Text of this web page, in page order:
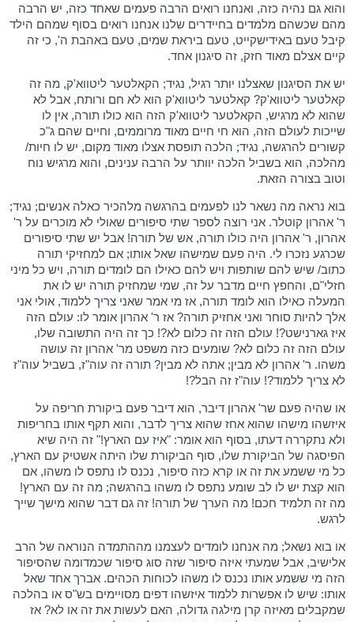
והוא גם נהיה כזה, ואנחנו רואים הרבה פעמים שאחד כזה, יש הרבה
מהם שכשהם מלמדים בחיידרים שלנו אנחנו רואים בסוף שמהם הילד
קיבל טעם באידישקייט, טעם ביראת שמים, טעם באהבת ה', כי זה
קיים אצלם מאוד חזק, זה סיגנון אחד.
יש את הסיגנון שאצלנו יותר רגיל, נגיד; הקאלטער ליטווא'ק, מה זה
קאלטער ליטווא'ק? קאלטער ליטווא'ק הוא לא חם ורותח, אבל לא
שהוא לא מרגיש, הקאלטער ליטווא'ק הזה הוא כולו תורה, אין לו
שייכות לעולם הזה, הוא חי חיים מאוד מרוממים, וחיים שהם ג"כ
קשורים להרגשה, נגיד; הלכה תופסת אצלו מאוד מקום, יש לו חיות/
מהלכה, הוא בשביל הלכה יוותר על הרבה ענינים, והוא מרגיש נוח
וטוב בצורה הזאת.
בוא נראה מה נשאר לנו לפעמים בהרגשה מלהכיר כאלה אנשים; נגיד;
ר' אהרון קוטלר. אני רוצה לספר שתי סיפורים שאולי לא מוכרים על ר'
אהרון, ר' אהרון היה כולו תורה, אש של תורה! אבל יש שתי סיפורים
שכרגע נזכרו לי. היה פעם שמישהו שאל אותו; אם למחזיקי תורה
כתוב/ שיש להם שותפות ויש להם כאילו הם לומדים תורה, ויש כל מיני
חזלי"ם, והחפץ חיים מדבר על זה, שמי שמחזיק תורה יש לו את
המעלה כאילו הוא לומד תורה, אז מי אמר שאני צריך ללמוד, אולי אני
אלך להיות סוחר ואני אחזיק תורה? אז ר' אהרון אומר לו: עולם הזה
איז גארנישט?! עולם הזה זה כלום לא?! כך זה היה התשובה שלו,
עולם הזה זה כלום לא? שומעים כזה משפט מר' אהרון זה עושה
משהו. ר' אהרון לא מבין; אתה לא מבין? תורה זה עוה"ז, בשביל עוה"ז
לא צריך ללמוד?! עוה"ז זה הבל?!
או שהיה פעם שר' אהרון דיבר, הוא דיבר פעם ביקורת חריפה על
איזשהו מישהו שהוא אחז שהוא צריך לדבר, והוא תקף אותו בחריפות
ולא נתקררה דעתו, בסוף הוא אומר: "איז עם הארץ!" זה היה שיא
הפיסגה של הביקורת שלו, סוף הביקורת שלו היתה אשטיק עם הארץ,
כל מי ששמע את זה או קרא כזה סיפור, נכנס לו נתפס לו משהו, אם
הוא קצת יש לו לב שומע נתפס לו משהו בהרגשה; מה זה עם הארץ!
מה זה תלמיד חכם! מה הערך של תורה! זה גם דבר שהוא מישך שייך
לרגש.
או בוא נשאל; מה אנחנו לומדים לעצמנו מההתמדה הנוראה של הרב
אלישיב, אבל שמעתי איזה סיפור שזה סוג סיפור שכמדומה שהסיפור
הזה מי ששמע אותו נכנס לו משהו לכוחות הכהים. אברך אחד שאל
אותו: שיש לו אפשרות ללמוד איזשהו דפים מסויימים בש"ס או בהלכה
שמקבלים מאיזה קרן מילגה גדולה, האם לעשות את זה או לא? אז